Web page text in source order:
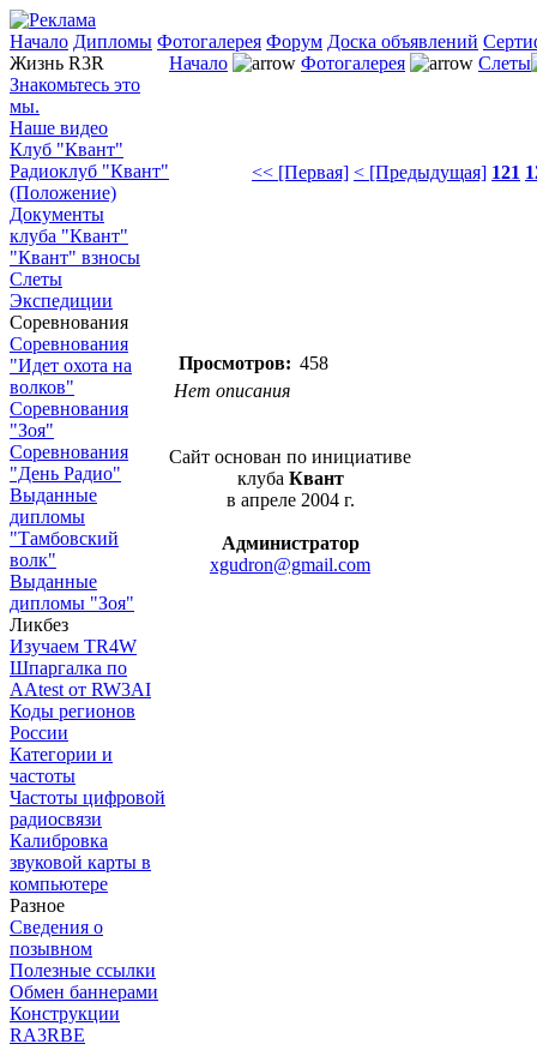
Начало Дипломы Фотогалерея Форум Доска объявлений
Жизнь R3R
Знакомьтесь это
мы.
Наше видео
Клуб "Квант"
Радиоклуб "Квант"
(Положение)
Документы
клуба "Квант"
"Квант" взносы
Слеты
Экспедиции
Соревнования
Соревнования
"Идет охота на
волков"
Соревнования
"Зоя"
Соревнования
"День Радио"
Выданные
дипломы
"Тамбовский
волк"
Выданные
дипломы "Зоя"
Ликбез
Изучаем TR4W
Шпаргалка по
AAtest от RW3AI
Коды регионов
России
Категории и
частоты
Частоты цифровой
радиосвязи
Калибровка
звуковой карты в
компьютере
Разное
Сведения о
позывном
Полезные ссылки
Обмен баннерами
Конструкции
RA3RBE
Начало Фотогалерея Слеты
<< [Первая] < [Предыдущая] 121
Просмотров: 458
Нет описания
Сайт основан по инициативе
клуба Квант
в апреле 2004 г.
Администратор
xgudron@gmail.com